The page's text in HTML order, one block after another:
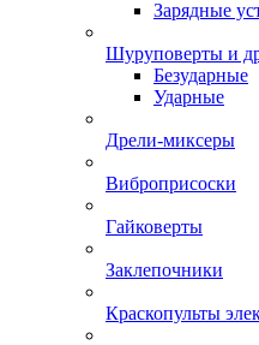
Зарядные
Шуруповерты и
Безударные
Ударные
Дрели-миксеры
Виброприсоски
Гайковерты
Заклепочники
Краскопульты